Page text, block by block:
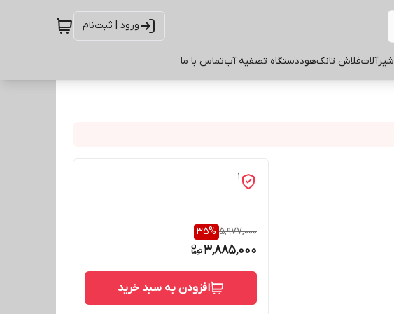
ورود | ثبت‌نام
شیرآلاتفلاش تانکهوددستگاه تصفیه آبتماس با ما
1
5,977,000
35%
3,885,000
افزودن به سبد خرید